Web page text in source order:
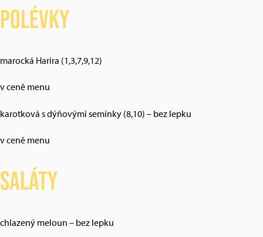
Polévky
marocká Harira (1,3,7,9,12)
v ceně menu
karotková s dýňovými semínky (8,10) – bez lepku
v ceně menu
Saláty
chlazený meloun – bez lepku